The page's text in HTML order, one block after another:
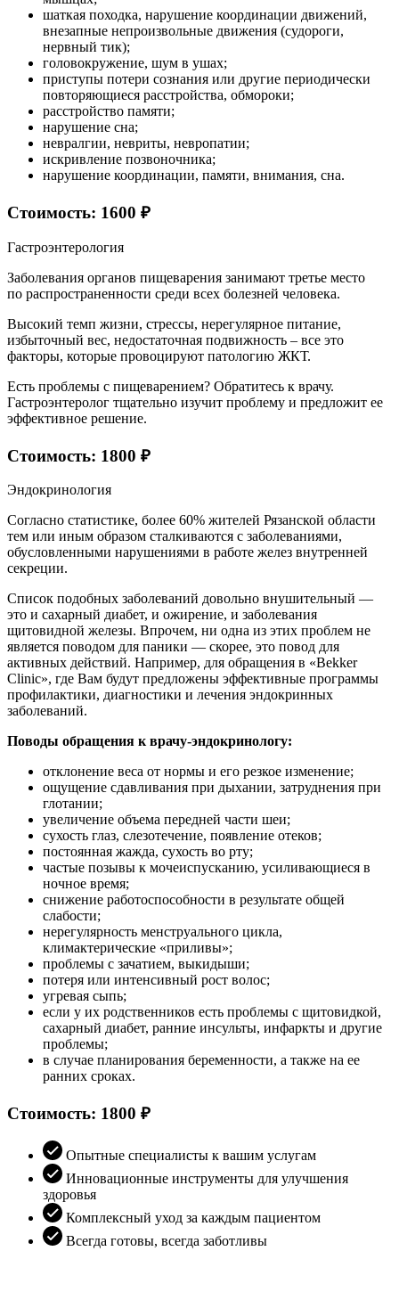
шаткая походка, нарушение координации движений,
внезапные непроизвольные движения (судороги,
нервный тик);
головокружение, шум в ушах;
приступы потери сознания или другие периодически
повторяющиеся расстройства, обмороки;
расстройство памяти;
нарушение сна;
невралгии, невриты, невропатии;
искривление позвоночника;
нарушение координации, памяти, внимания, сна.
Стоимость: 1600 ₽
Гастроэнтерология
Заболевания органов пищеварения занимают третье место
по распространенности среди всех болезней человека.
Высокий темп жизни, стрессы, нерегулярное питание,
избыточный вес, недостаточная подвижность – все это
факторы, которые провоцируют патологию ЖКТ.
Есть проблемы с пищеварением? Обратитесь к врачу.
Гастроэнтеролог тщательно изучит проблему и предложит ее
эффективное решение.
Стоимость: 1800 ₽
Эндокринология
Согласно статистике, более 60% жителей Рязанской области
тем или иным образом сталкиваются с заболеваниями,
обусловленными нарушениями в работе желез внутренней
секреции.
Список подобных заболеваний довольно внушительный —
это и сахарный диабет, и ожирение, и заболевания
щитовидной железы. Впрочем, ни одна из этих проблем не
является поводом для паники — скорее, это повод для
активных действий. Например, для обращения в «Bekker
Clinic», где Вам будут предложены эффективные программы
профилактики, диагностики и лечения эндокринных
заболеваний.
Поводы обращения к врачу-эндокринологу:
отклонение веса от нормы и его резкое изменение;
ощущение сдавливания при дыхании, затруднения при
глотании;
увеличение объема передней части шеи;
сухость глаз, слезотечение, появление отеков;
постоянная жажда, сухость во рту;
частые позывы к мочеиспусканию, усиливающиеся в
ночное время;
снижение работоспособности в результате общей
слабости;
нерегулярность менструального цикла,
климактерические «приливы»;
проблемы с зачатием, выкидыши;
потеря или интенсивный рост волос;
угревая сыпь;
если у их родственников есть проблемы с щитовидкой,
сахарный диабет, ранние инсульты, инфаркты и другие
проблемы;
в случае планирования беременности, а также на ее
ранних сроках.
Стоимость: 1800 ₽
Опытные специалисты к вашим услугам
Инновационные инструменты для улучшения
здоровья
Комплексный уход за каждым пациентом
Всегда готовы, всегда заботливы